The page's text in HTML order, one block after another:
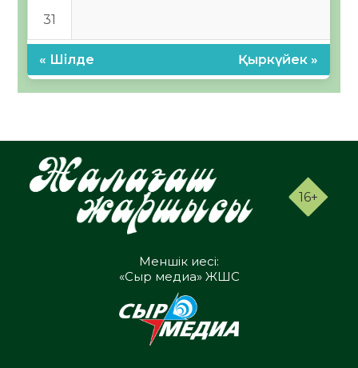
31
« Шілде Қыркүйек »
16+
Меншік иесі:
«Сыр медиа» ЖШС